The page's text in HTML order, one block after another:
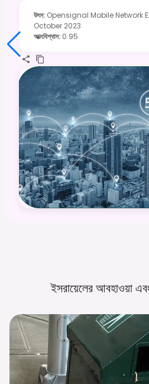
উৎস: Opensignal Mobile Network
October 2023
আত্মবিশ্বাস: 0.95
ইসরায়েলের আবহাওয়া